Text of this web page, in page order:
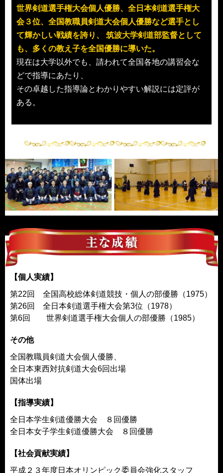
世界剣道選手権大会個人優勝、全日本剣道選手権大
会３位、全国教職員剣道大会個人優勝など選手とし
て輝かしい戦績を誇り、 筑波大学剣道部監督として
も、多くの教え子を全国優勝に導いた。
現在は大学以外でも、請われて全国各地の講習会な
どで指導にあたり、
その卓越した指導論とわかりやすい解説には定評が
ある。
【個人実績】
第22回 全国高校総体剣道競技・個人の部優勝（1975）
第26回 全日本剣道選手権大会第3位（1978）
第6回 世界剣道選手権大会個人の部優勝（1985）
その他
全国教職員剣道大会個人優勝、
全日本東西対抗剣道大会6回出場
国体出場
【指導実績】
全日本学生剣道優勝大会 ８回優勝
全日本女子学生剣道優勝大会 ８回優勝
【社会貢献実績】
平成２３年度日本オリンピック委員会強化スタッフ